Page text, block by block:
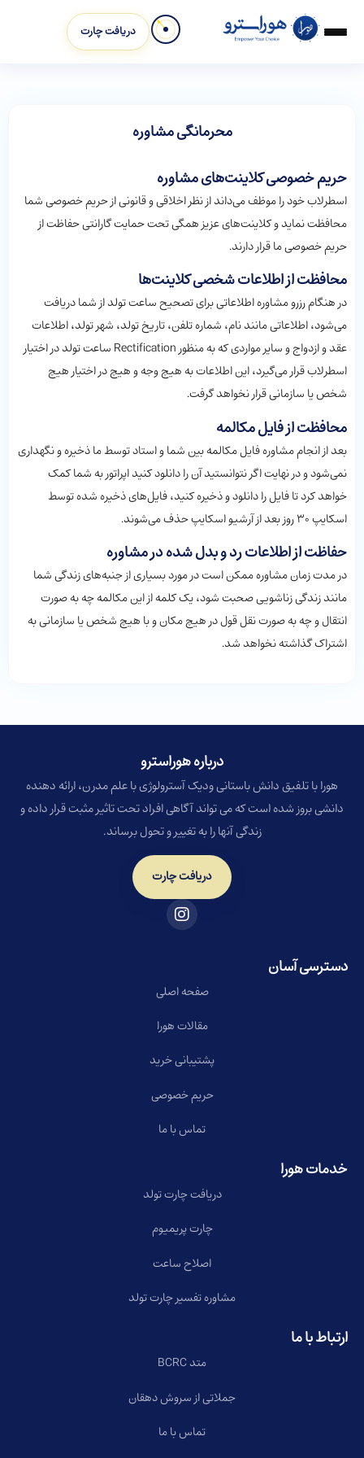
دریافت چارت
محرمانگی مشاوره
حریم خصوصی کلاینت‌های مشاوره
اسطرلاب خود را موظف می‌داند از نظر اخلاقی و قانونی از حریم خصوصی شما
محافظت نماید و کلاینت‌های عزیز همگی تحت حمایت گارانتی حفاظت از
حریم خصوصی ما قرار دارند.
محافظت از اطلاعات شخصی کلاینت‌ها
در هنگام رزرو مشاوره اطلاعاتی برای تصحیح ساعت تولد از شما دریافت
می‌شود، اطلاعاتی مانند نام، شماره تلفن، تاریخ تولد، شهر تولد، اطلاعات
عقد و ازدواج و سایر مواردی که به منظور Rectification ساعت تولد در اختیار
اسطرلاب قرار می‌گیرد، این اطلاعات به هیچ وجه و هیچ در اختیار هیچ
شخص یا سازمانی قرار نخواهد گرفت.
محافظت از فایل مکالمه
بعد از انجام مشاوره فایل مکالمه بین شما و استاد توسط ما ذخیره و نگهداری
نمی‌شود و در نهایت اگر نتوانستید آن را دانلود کنید اپراتور به شما کمک
خواهد کرد تا فایل را دانلود و ذخیره کنید، فایل‌های ذخیره شده توسط
اسکایپ ۳۰ روز بعد از آرشیو اسکایپ حذف می‌شوند.
حفاظت از اطلاعات رد و بدل شده در مشاوره
در مدت زمان مشاوره ممکن است در مورد بسیاری از جنبه‌های زندگی شما
مانند زندگی زناشویی صحبت شود، یک کلمه از این مکالمه چه به صورت
انتقال و چه به صورت نقل قول در هیچ مکان و با هیچ شخص یا سازمانی به
اشتراک گذاشته نخواهد شد.
درباره هوراسترو​
هورا با تلفیق دانش باستانی ودیک آسترولوژی با علم مدرن، ارائه دهنده
دانشی بروز شده است که می تواند آگاهی افراد تحت تاثیر مثبت قرار داده و
زندگی آنها را به تغییر و تحول برساند.
دریافت چارت
دسترسی آسان
صفحه اصلی
مقالات هورا
پشتیبانی خرید
حریم خصوصی
تماس با ما
خدمات هورا
دریافت چارت تولد
چارت پریمیوم
اصلاح ساعت
مشاوره تفسیر چارت تولد
ارتباط با ما
متد BCRC
جملاتی از سروش دهقان
تماس با ما